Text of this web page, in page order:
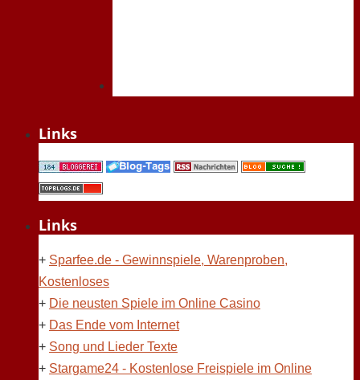
Links
Links
+ Sparfee.de - Gewinnspiele, Warenproben,
Kostenloses
+ Die neusten Spiele im Online Casino
+ Das Ende vom Internet
+ Song und Lieder Texte
+ Stargame24 - Kostenlose Freispiele im Online